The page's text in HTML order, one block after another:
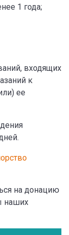
1 года;
входящих
к
ее
на донацию
наших